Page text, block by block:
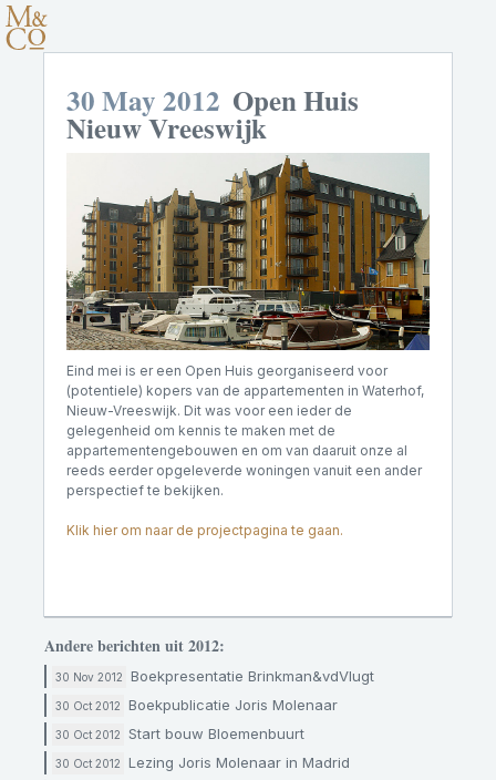
30 May 2012 Open Huis
Nieuw Vreeswijk
Eind mei is er een Open Huis georganiseerd voor
(potentiele) kopers van de appartementen in Waterhof,
Nieuw-Vreeswijk. Dit was voor een ieder de
gelegenheid om kennis te maken met de
appartementengebouwen en om van daaruit onze al
reeds eerder opgeleverde woningen vanuit een ander
perspectief te bekijken.
Klik hier om naar de projectpagina te gaan.
Andere berichten uit 2012:
30 Nov 2012 Boekpresentatie Brinkman&vdVlugt
30 Oct 2012 Boekpublicatie Joris Molenaar
30 Oct 2012 Start bouw Bloemenbuurt
30 Oct 2012 Lezing Joris Molenaar in Madrid